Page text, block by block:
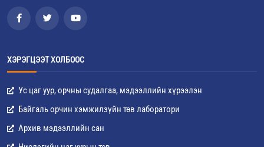
ХЭРЭГЦЭЭТ ХОЛБООС
Ус цаг уур, орчны судалгаа, мэдээллийн хүрээлэн
Байгаль орчин хэмжилзүйн төв лаборатори
Архив мэдээллийн сан